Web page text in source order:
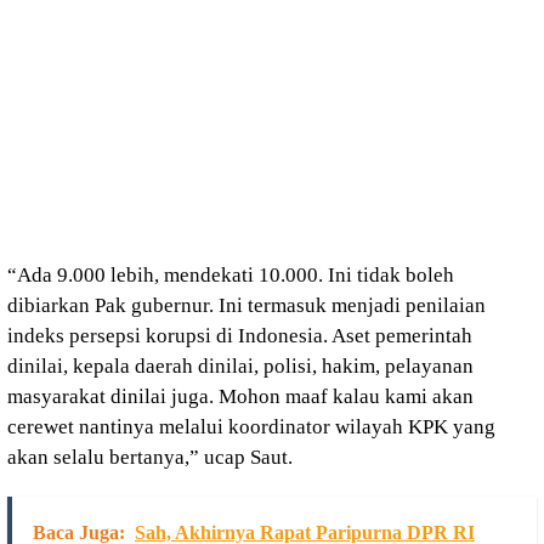
“Ada 9.000 lebih, mendekati 10.000. Ini tidak boleh
dibiarkan Pak gubernur. Ini termasuk menjadi penilaian
indeks persepsi korupsi di Indonesia. Aset pemerintah
dinilai, kepala daerah dinilai, polisi, hakim, pelayanan
masyarakat dinilai juga. Mohon maaf kalau kami akan
cerewet nantinya melalui koordinator wilayah KPK yang
akan selalu bertanya,” ucap Saut.
Baca Juga: Sah, Akhirnya Rapat Paripurna DPR RI